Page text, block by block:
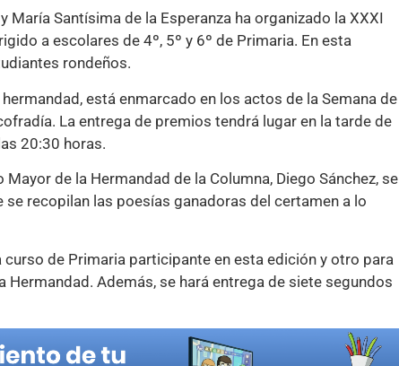
Santísima de la Esperanza ha organizado la XXXI
a escolares de 4º, 5º y 6º de Primaria. En esta
rondeños.
está enmarcado en los actos de la Semana de
La entrega de premios tendrá lugar en la tarde de
20:30 horas.
de la Hermandad de la Columna, Diego Sánchez, se
recopilan las poesías ganadoras del certamen a lo
de Primaria participante en esta edición y otro para
Además, se hará entrega de siete segundos